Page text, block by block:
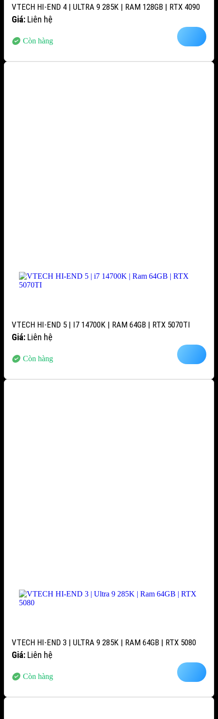
VTECH HI-END 4 | ULTRA 9 285K | RAM 128GB | RTX 4090
Giá: Liên hệ
Còn hàng
VTECH HI-END 5 | I7 14700K | RAM 64GB | RTX 5070TI
Giá: Liên hệ
Còn hàng
VTECH HI-END 3 | ULTRA 9 285K | RAM 64GB | RTX 5080
Giá: Liên hệ
Còn hàng